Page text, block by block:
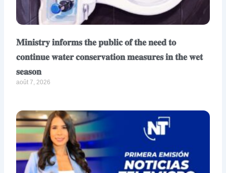
𝐌𝐢𝐧𝐢𝐬𝐭𝐫𝐲 𝐢𝐧𝐟𝐨𝐫𝐦𝐬 𝐭𝐡𝐞 𝐩𝐮𝐛𝐥𝐢𝐜 𝐨𝐟 𝐭𝐡𝐞 𝐧𝐞𝐞𝐝 𝐭𝐨
𝐜𝐨𝐧𝐭𝐢𝐧𝐮𝐞 𝐰𝐚𝐭𝐞𝐫 𝐜𝐨𝐧𝐬𝐞𝐫𝐯𝐚𝐭𝐢𝐨𝐧 𝐦𝐞𝐚𝐬𝐮𝐫𝐞𝐬 𝐢𝐧 𝐭𝐡𝐞 𝐰𝐞𝐭
𝐬𝐞𝐚𝐬𝐨𝐧
août 7, 2026